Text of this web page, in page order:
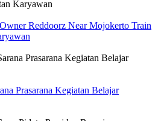
Reddoorz Near Mojokerto Train
Prasarana Kegiatan Belajar